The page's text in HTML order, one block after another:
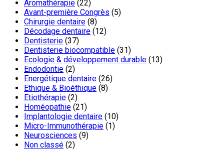
Aromathérapie (22)
Avant-première Congrès (5)
Chirurgie dentaire (8)
Décodage dentaire (12)
Dentisterie (37)
Dentisterie biocompatible (31)
Ecologie & développement durable (13)
Endodontie (2)
Energétique dentaire (26)
Ethique & Bioéthique (8)
Etiothérapie (2)
Homéopathie (21)
Implantologie dentaire (10)
Micro-Immunothérapie (1)
Neurosciences (9)
Non classé (2)